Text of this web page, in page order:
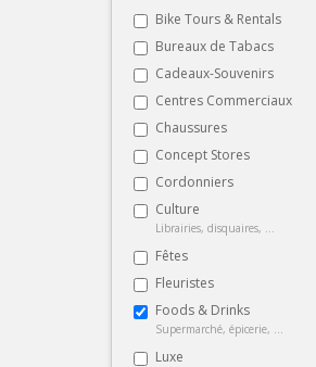
Bike Tours & Rentals
Bureaux de Tabacs
Cadeaux-Souvenirs
Centres Commerciaux
Chaussures
Concept Stores
Cordonniers
Culture
Librairies, disquaires, ...
Fêtes
Fleuristes
Foods & Drinks
Supermarché, épicerie, ...
Luxe